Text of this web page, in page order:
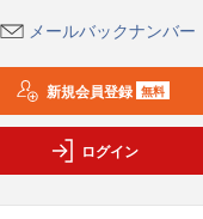
メールバックナンバー
新規会員登録 無料
ログイン